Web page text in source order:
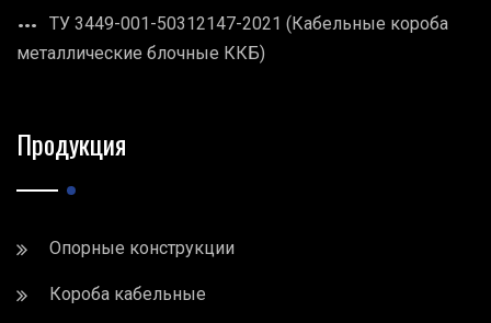
ТУ 3449-001-50312147-2021 (Кабельные короба
металлические блочные ККБ)
Продукция
Опорные конструкции
Короба кабельные